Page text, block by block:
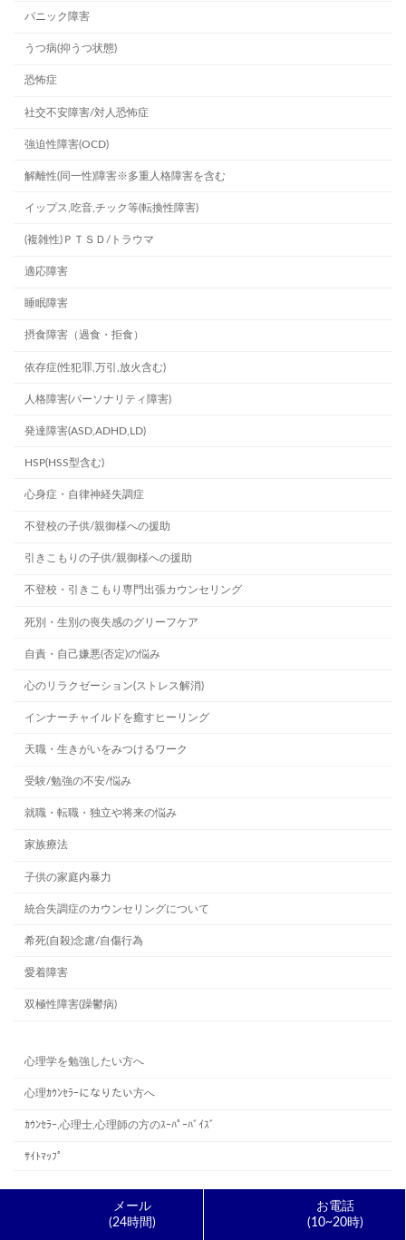
パニック障害
うつ病(抑うつ状態)
恐怖症
社交不安障害/対人恐怖症
強迫性障害(OCD)
解離性(同一性)障害※多重人格障害を含む
イップス,吃音,チック等(転換性障害)
(複雑性)ＰＴＳＤ/トラウマ
適応障害
睡眠障害
摂食障害（過食・拒食）
依存症(性犯罪,万引,放火含む)
人格障害(パーソナリティ障害)
発達障害(ASD,ADHD,LD)
HSP(HSS型含む)
心身症・自律神経失調症
不登校の子供/親御様への援助
引きこもりの子供/親御様への援助
不登校・引きこもり専門出張カウンセリング
死別・生別の喪失感のグリーフケア
自責・自己嫌悪(否定)の悩み
心のリラクゼーション(ストレス解消)
インナーチャイルドを癒すヒーリング
天職・生きがいをみつけるワーク
受験/勉強の不安/悩み
就職・転職・独立や将来の悩み
家族療法
子供の家庭内暴力
統合失調症のカウンセリングについて
希死(自殺)念慮/自傷行為
愛着障害
双極性障害(躁鬱病)
心理学を勉強したい方へ
心理ｶｳﾝｾﾗｰになりたい方へ
ｶｳﾝｾﾗｰ,心理士,心理師の方のｽｰﾊﾟｰﾊﾞｲｽﾞ
ｻｲﾄﾏｯﾌﾟ
メール
(24時間)
お電話
(10~20時)